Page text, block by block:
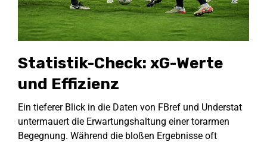
Statistik-Check: xG-Werte
und Effizienz
Ein tieferer Blick in die Daten von FBref und Understat
untermauert die Erwartungshaltung einer torarmen
Begegnung. Während die bloßen Ergebnisse oft